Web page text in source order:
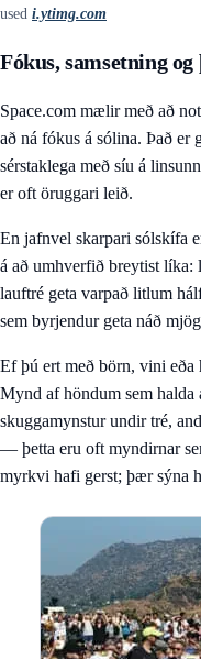
used i.ytimg.com
Fókus, samsetning
Space.com mælir með að
að ná fókus á sólina. Það er
sérstaklega með síu á
er oft öruggari leið.
En jafnvel skarpari sólskífa
á að umhverfið breytist líka:
lauftré geta varpað litlum
sem byrjendur geta náð
Ef þú ert með börn, vini eða
Mynd af höndum sem halda
skuggamynstur undir tré,
— þetta eru oft myndirnar
myrkvi hafi gerst; þær sýna